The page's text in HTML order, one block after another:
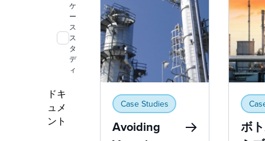
ケ
ー
ス
ス
タ
デ
ィ
ドキ
ュメ
ント
Case Studies
Avoiding
ボ